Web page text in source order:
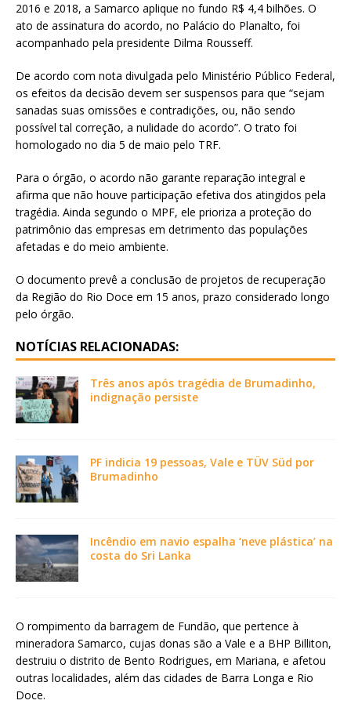
2016 e 2018, a Samarco aplique no fundo R$ 4,4 bilhões. O
ato de assinatura do acordo, no Palácio do Planalto, foi
acompanhado pela presidente Dilma Rousseff.
De acordo com nota divulgada pelo Ministério Público Federal,
os efeitos da decisão devem ser suspensos para que “sejam
sanadas suas omissões e contradições, ou, não sendo
possível tal correção, a nulidade do acordo”. O trato foi
homologado no dia 5 de maio pelo TRF.
Para o órgão, o acordo não garante reparação integral e
afirma que não houve participação efetiva dos atingidos pela
tragédia. Ainda segundo o MPF, ele prioriza a proteção do
patrimônio das empresas em detrimento das populações
afetadas e do meio ambiente.
O documento prevê a conclusão de projetos de recuperação
da Região do Rio Doce em 15 anos, prazo considerado longo
pelo órgão.
NOTÍCIAS RELACIONADAS:
Três anos após tragédia de Brumadinho,
indignação persiste
PF indicia 19 pessoas, Vale e TÜV Süd por
Brumadinho
Incêndio em navio espalha ‘neve plástica’ na
costa do Sri Lanka
O rompimento da barragem de Fundão, que pertence à
mineradora Samarco, cujas donas são a Vale e a BHP Billiton,
destruiu o distrito de Bento Rodrigues, em Mariana, e afetou
outras localidades, além das cidades de Barra Longa e Rio
Doce.